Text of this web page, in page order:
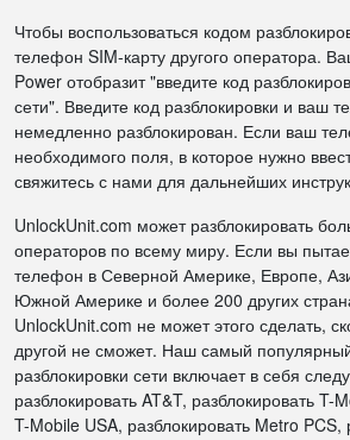
Чтобы воспользоваться кодом
телефон SIM-карту другого оператора.
Power отобразит "введите код
сети". Введите код разблокировки и ваш
немедленно разблокирован. Если ваш
необходимого поля, в которое нужно
свяжитесь с нами для дальнейших
UnlockUnit.com может разблокировать
операторов по всему миру. Если вы
телефон в Северной Америке, Европе,
Южной Америке и более 200 других
UnlockUnit.com не может этого сделать,
другой не сможет. Наш самый
разблокировки сети включает в себя
разблокировать AT&T, разблокировать T-
T-Mobile USA, разблокировать Metro PCS,